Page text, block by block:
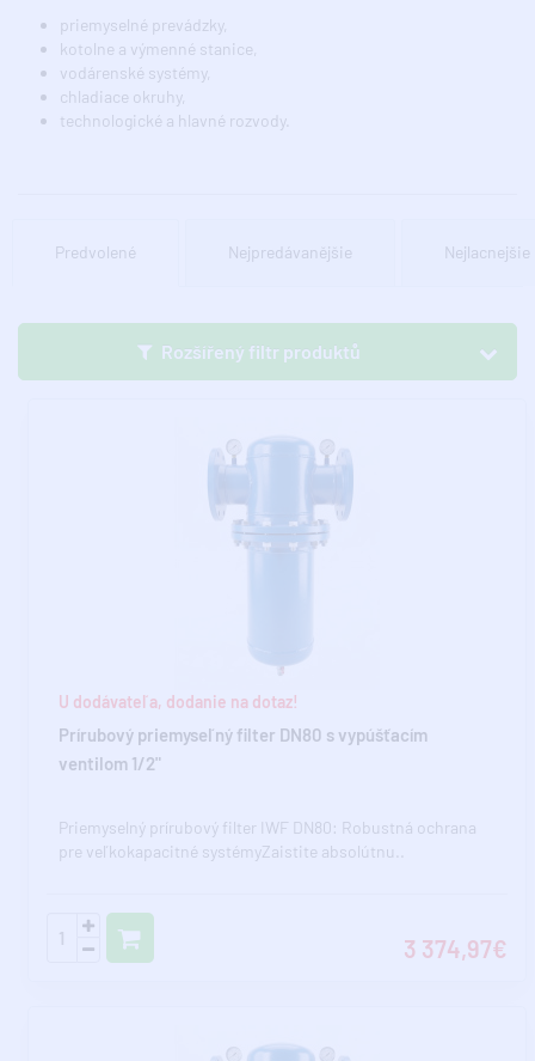
priemyselné prevádzky,
kotolne a výmenné stanice,
vodárenské systémy,
chladiace okruhy,
technologické a hlavné rozvody.
Predvolené Nejpredávanějšie Nejlacnejšie
Rozšířený filtr produktů
U dodávateľa, dodanie na dotaz!
Prírubový priemyseľný filter DN80 s vypúšťacím
ventilom 1/2"
Priemyselný prírubový filter IWF DN80: Robustná ochrana
pre veľkokapacitné systémyZaistite absolútnu..
3 374,97€